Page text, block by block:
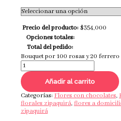
Precio del producto: $354,000
Opciones totales:
Total del pedido:
Bouquet por 100 rosas y 20
Añadir al carrito
Categorías: Flores con chocolates,
florales zipaquirá, flores a
zipaquirá